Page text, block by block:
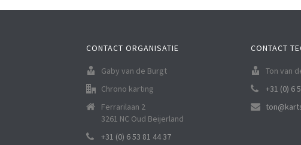
CONTACT ORGANISATIE
Gaby van de Burgt
Chrono karting
Ferrarilaan 2
3261 NC Oud Beijerland
+31 (0) 6 53 81 44 37
CONTACT
Ton van
+31 (0) 6